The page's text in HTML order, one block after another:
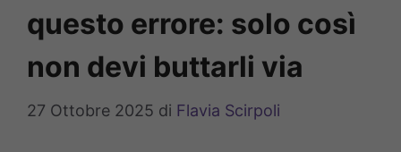
questo errore: solo così
non devi buttarli via
27 Ottobre 2025 di Flavia Scirpoli